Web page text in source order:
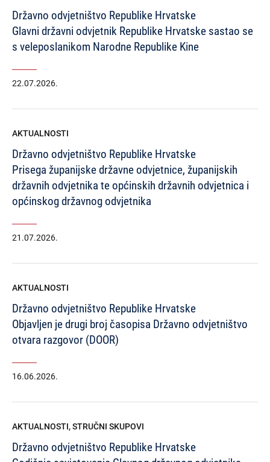
Državno odvjetništvo Republike Hrvatske
Glavni državni odvjetnik Republike Hrvatske sastao se
s veleposlanikom Narodne Republike Kine
22.07.2026.
AKTUALNOSTI
Državno odvjetništvo Republike Hrvatske
Prisega županijske državne odvjetnice, županijskih
državnih odvjetnika te općinskih državnih odvjetnica i
općinskog državnog odvjetnika
21.07.2026.
AKTUALNOSTI
Državno odvjetništvo Republike Hrvatske
Objavljen je drugi broj časopisa Državno odvjetništvo
otvara razgovor (DOOR)
16.06.2026.
AKTUALNOSTI,STRUČNI SKUPOVI
Državno odvjetništvo Republike Hrvatske